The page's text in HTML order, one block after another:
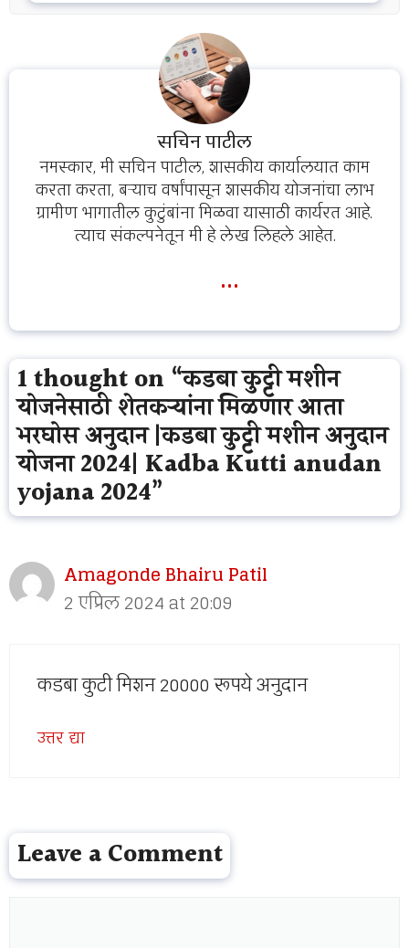
सचिन पाटील
नमस्कार, मी सचिन पाटील, शासकीय कार्यालयात काम
करता करता, बऱ्याच वर्षांपासून शासकीय योजनांचा लाभ
ग्रामीण भागातील कुटुंबांना मिळवा यासाठी कार्यरत आहे.
त्याच संकल्पनेतून मी हे लेख लिहले आहेत.
...
1 thought on “कडबा कुट्टी मशीन
योजनेसाठी शेतकऱ्यांना मिळणार आता
भरघोस अनुदान |कडबा कुट्टी मशीन अनुदान
योजना 2024| Kadba Kutti anudan
yojana 2024”
Amagonde Bhairu Patil
2 एप्रिल 2024 at 20:09
कडबा कुटी मिशन 20000 रूपये अनुदान
उत्तर द्या
Leave a Comment